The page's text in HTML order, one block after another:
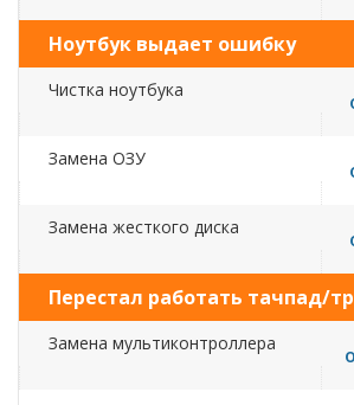
Ноутбук выдает ошибку
Чистка ноутбука
Замена ОЗУ
Замена жесткого диска
Перестал работать тачпад/
Замена мультиконтроллера